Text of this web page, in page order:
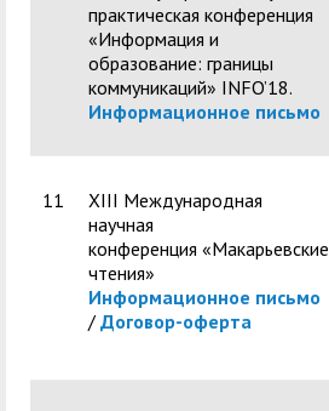
практическая конференция
«Информация и
образование: границы
коммуникаций» INFO’18.
Информационное письмо
11
XIII Международная
научная
конференция «Макарьевские
чтения»
Информационное письмо
/ Договор-оферта